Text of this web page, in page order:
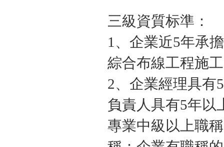
三級資質标準：
1、企業近5年承
綜合布線工程施
2、企業經理具有
負責人具有5年以
專業中級以上職